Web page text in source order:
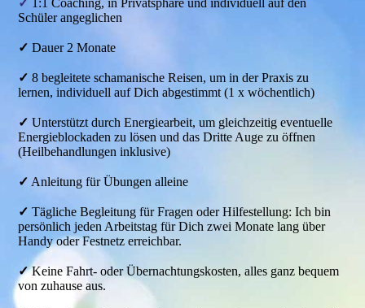
✓
1:1 Coaching, in Privatsphäre und individuell auf den
Schüler angeglichen
✓ Dauer 2 Monate
✓ 8 begleitete schamanische Reisen, um in der Praxis zu
lernen, individuell auf Dich abgestimmt (1 x wöchentlich)
✓Unterstützt durch Energiearbeit, um gleichzeitig eventuelle
Energieblockaden zu lösen und das Dritte Auge zu öffnen
(Heilbehandlungen inklusive)
✓ Anleitung für Übungen alleine
✓ Tägliche Begleitung für Fragen oder Hilfestellung: Ich bin
persönlich jeden Arbeitstag für Dich zwei Monate lang über
Handy oder Festnetz erreichbar.
✓Keine Fahrt- oder Übernachtungskosten, alles ganz bequem
von zuhause aus.